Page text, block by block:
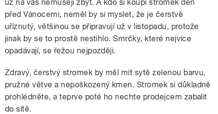
už na vás nemusejí zbýt. A kdo si koupí stromek den
před Vánocemi, neměl by si myslet, že je čerstvě
uříznutý, většinou se připravují už v listopadu, protože
jinak by se to prostě nestihlo. Smrčky, které nejvíce
opadávají, se řežou nejpozději.
Zdravý, čerstvý stromek by měl mít sytě zelenou barvu,
pružné větve a nepoškozený kmen. Stromek si důkladně
prohlédněte, a teprve poté ho nechte prodejcem zabalit
do sítě.